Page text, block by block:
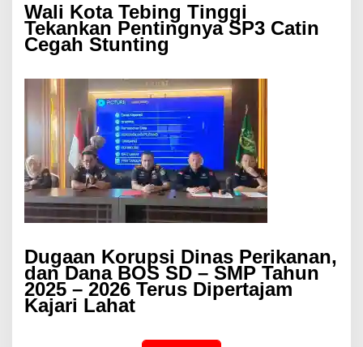
Wali Kota Tebing Tinggi
Tekankan Pentingnya SP3 Catin
Cegah Stunting
Dugaan Korupsi Dinas Perikanan,
dan Dana BOS SD – SMP Tahun
2025 – 2026 Terus Dipertajam
Kajari Lahat